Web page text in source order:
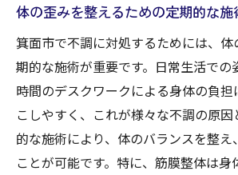
体の歪みを整えるための定期的な
箕面市で不調に対処するためには、
期的な施術が重要です。日常生活での
時間のデスクワークによる身体の負
こしやすく、これが様々な不調の原因
的な施術により、体のバランスを整え
ことが可能です。特に、筋膜整体は身